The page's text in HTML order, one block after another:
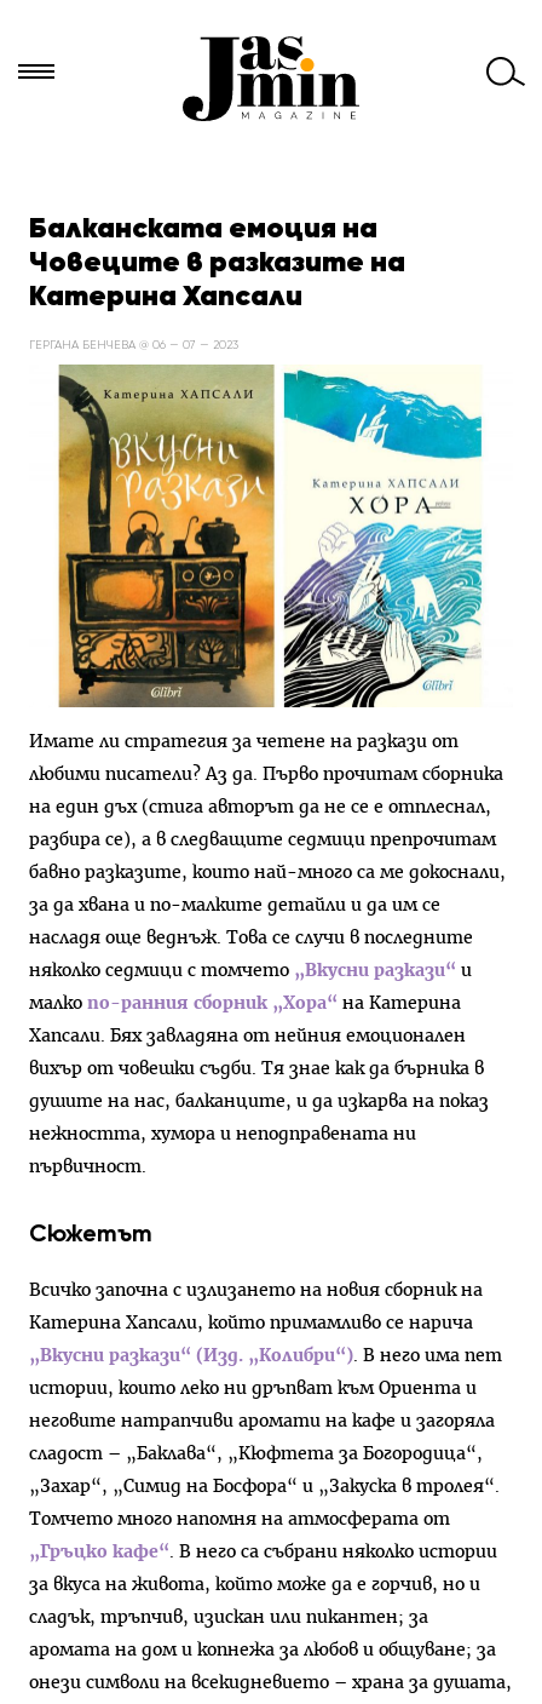
за:Балканската емоция на
Човеците в разказите на
Катерина Хапсали
ГЕРГАНА БЕНЧЕВА @ 06 — 07 — 2023
Имате ли стратегия за четене на разкази от
любими писатели? Аз да. Първо прочитам сборника
на един дъх (стига авторът да не се е отплеснал,
разбира се), а в следващите седмици препрочитам
бавно разказите, които най-много са ме докоснали,
за да хвана и по-малките детайли и да им се
насладя още веднъж. Това се случи в последните
няколко седмици с томчето „Вкусни разкази“ и
малко по-ранния сборник „Хора“ на Катерина
Хапсали. Бях завладяна от нейния емоционален
вихър от човешки съдби. Тя знае как да бърника в
душите на нас, балканците, и да изкарва на показ
нежността, хумора и неподправената ни
първичност.
Сюжетът
Всичко започна с излизането на новия сборник на
Катерина Хапсали, който примамливо се нарича
„Вкусни разкази“ (Изд. „Колибри“) . В него има пет
истории, които леко ни дръпват към Ориента и
неговите натрапчиви аромати на кафе и загоряла
сладост – „Баклава“, „Кюфтета за Богородица“,
„Захар“, „Симид на Босфора“ и „Закуска в тролея“.
Томчето много напомня на атмосферата от
„Гръцко кафе“ . В него са събрани няколко истории
за вкуса на живота, който може да е горчив, но и
сладък, тръпчив, изискан или пикантен; за
аромата на дом и копнежа за любов и общуване; за
онези символи на всекидневието – храна за душата,